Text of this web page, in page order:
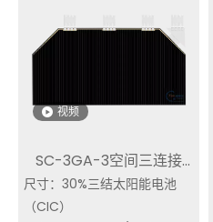
视频
SC-3GA-3空间三连接
GAAS太阳能电池组件EFF
尺寸：30%三结太阳能电池
（CIC）